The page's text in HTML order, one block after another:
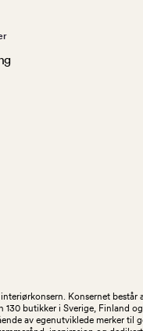
Konsernet består
butikker i Sverige, Finland
av egenutviklede merker til